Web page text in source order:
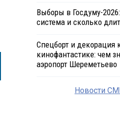
Выборы в Госдуму-
система и сколько
Спецборт и декорация
кинофантастике: чем
аэропорт Шереметьево
Новости